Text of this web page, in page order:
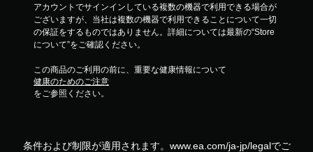
アカウントでサインインしている複数の機器で利用できる場合が
ございますが、当社は複数の機器で利用できることについて一切
の保証をするものではありません。詳細については最新の“Store
について”をご確認ください。
この商品のご利用の前に、重要な健康情報について
健康のためのご注意
をご参照ください。
条件および制限が適用されます。www.ea.com/ja-jp/legalでご